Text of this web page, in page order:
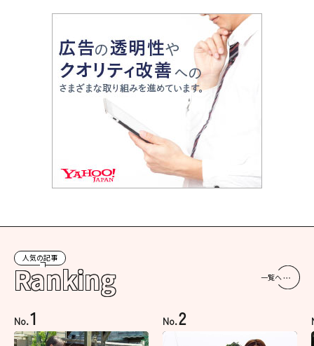
人気の記事
Ranking 一覧へ
No.1 No.2